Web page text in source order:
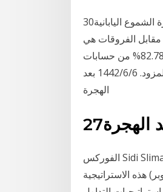
30‏‏/8‏‏/1440 بعد الهجرة الشموع اليابانية pdf الشموع ما هي الشموع اليابانية الشموع اليابانية شرح كتاب. 17
الفروقات هي
أدوات معقدة وتأتي مع خطر كبير بخسارة الأموال بسرعة بسبب الرافعة المالية. 82.78% من حسابات
المستثمرين الأفراد تخسر المال عند تداول الفوركس / العقود مقابل الفروقات مع هذا المزود. 6‏‏/6‏‏/1442 بعد
الهجرة
الفوركس Sidi Slimane: العرض و الطلب الفوركس كتب - pdf كما هو الحال مع معظم استراتيجيات التداول
تحليلها. 3 تشرين الأول (أكتوبر) هذه الاستراتيجية